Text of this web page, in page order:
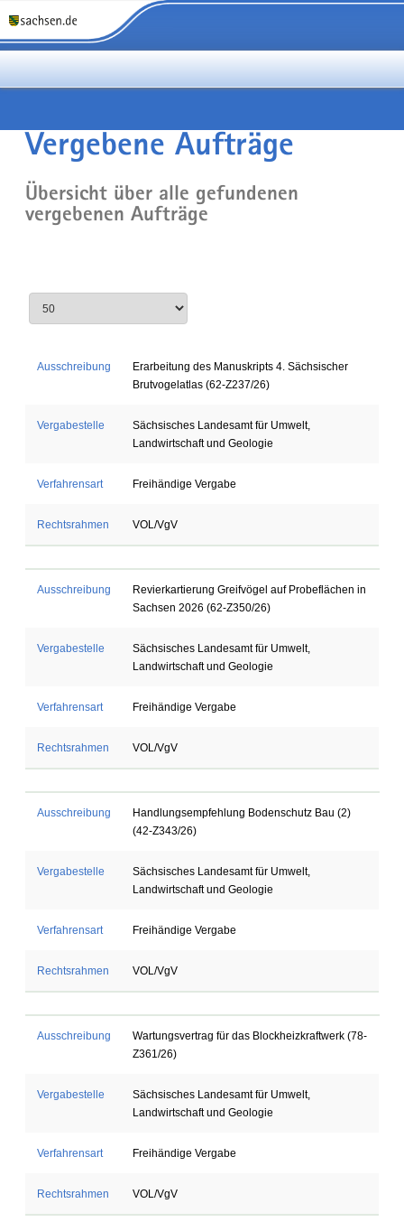
Vergebene Aufträge
Übersicht über alle gefundenen
vergebenen Aufträge
Ausschreibung
Erarbeitung des Manuskripts 4. Sächsischer
Brutvogelatlas (62-Z237/26)
Vergabestelle
Sächsisches Landesamt für Umwelt,
Landwirtschaft und Geologie
Verfahrensart Freihändige Vergabe
Rechtsrahmen VOL/VgV
Ausschreibung
Revierkartierung Greifvögel auf Probeflächen in
Sachsen 2026 (62-Z350/26)
Vergabestelle
Sächsisches Landesamt für Umwelt,
Landwirtschaft und Geologie
Verfahrensart Freihändige Vergabe
Rechtsrahmen VOL/VgV
Ausschreibung
Handlungsempfehlung Bodenschutz Bau (2)
(42-Z343/26)
Vergabestelle
Sächsisches Landesamt für Umwelt,
Landwirtschaft und Geologie
Verfahrensart Freihändige Vergabe
Rechtsrahmen VOL/VgV
Ausschreibung
Wartungsvertrag für das Blockheizkraftwerk (78-
Z361/26)
Vergabestelle
Sächsisches Landesamt für Umwelt,
Landwirtschaft und Geologie
Verfahrensart Freihändige Vergabe
Rechtsrahmen VOL/VgV